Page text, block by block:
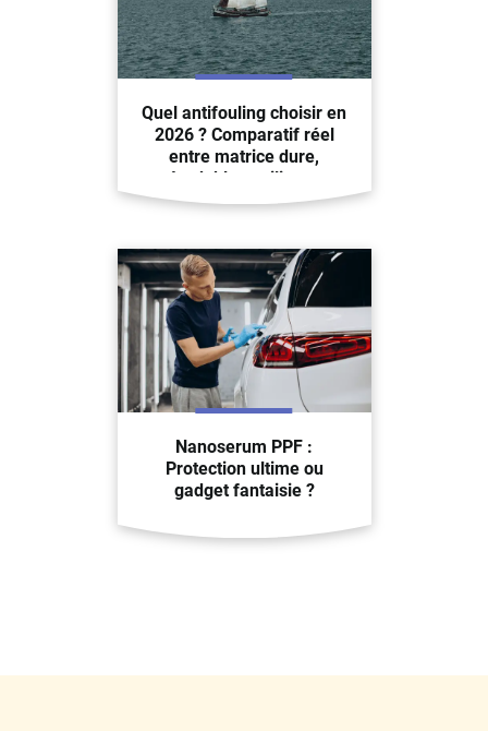
Quel antifouling choisir en
2026 ? Comparatif réel
entre matrice dure,
érodable et silicone
Nanoserum PPF :
Protection ultime ou
gadget fantaisie ?